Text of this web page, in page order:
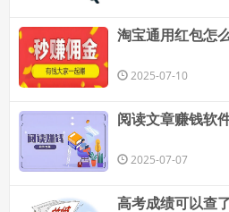
淘宝通用红包怎
2025-07-10
阅读文章赚钱软
2025-07-07
高考成绩可以查